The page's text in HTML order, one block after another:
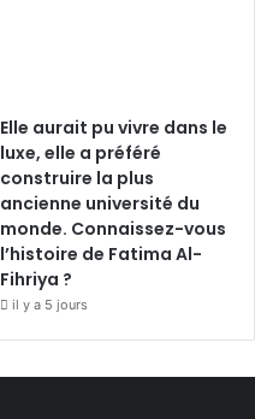
Elle aurait pu vivre dans le
luxe, elle a préféré
construire la plus
ancienne université du
monde. Connaissez-vous
l’histoire de Fatima Al-
Fihriya ?
il y a 5 jours